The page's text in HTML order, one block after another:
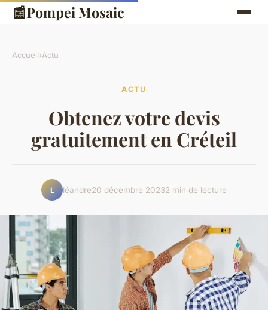
📰Pompei Mosaic
Accueil›Actu
ACTU
Obtenez votre devis
gratuitement en Créteil
L léandre20 décembre 20232 min de lecture